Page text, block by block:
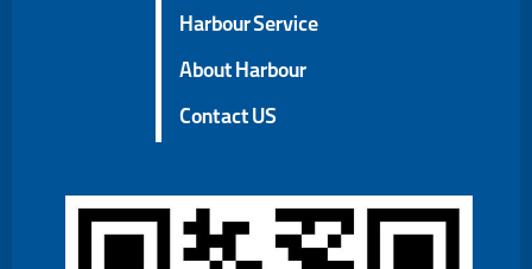
Harbour Service
About Harbour
Contact US